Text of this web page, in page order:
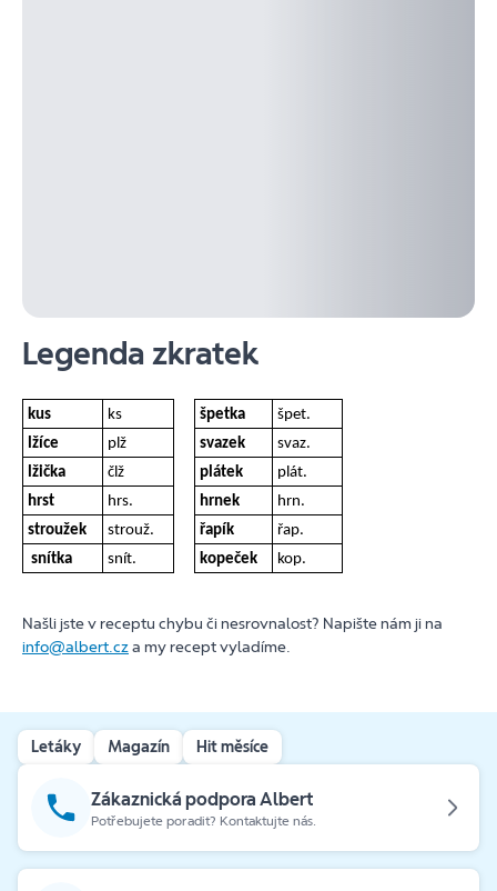
Legenda zkratek
kus ks špetka
špet.
lžíce
plž svazek
svaz.
lžička
člž plátek
plát.
hrst
hrs. hrnek
hrn.
stroužek
strouž. řapík
řap.
snítka
snít. kopeček kop.
Našli jste v receptu chybu či nesrovnalost? Napište nám ji na
info@albert.cza my recept vyladíme.
Letáky Magazín Hit měsíce
Zákaznická podpora Albert
Potřebujete poradit? Kontaktujte nás.